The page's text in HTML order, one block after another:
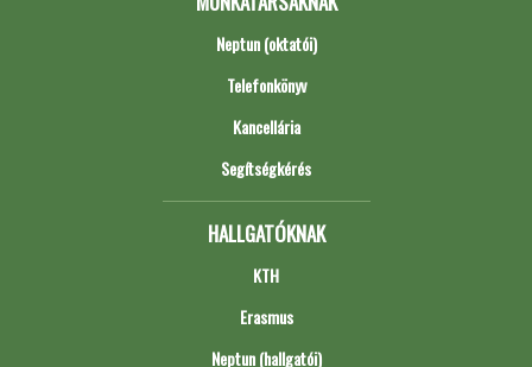
Neptun (oktatói)
Telefonkönyv
Kancellária
Segítségkérés
HALLGATÓKNAK
KTH
Erasmus
Neptun (hallgatói)